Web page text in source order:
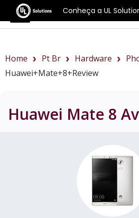
Conheça a UL
Benchmarks
Home Pt Br Hardware
Huawei+Mate+8+review
Huawei Mate 8